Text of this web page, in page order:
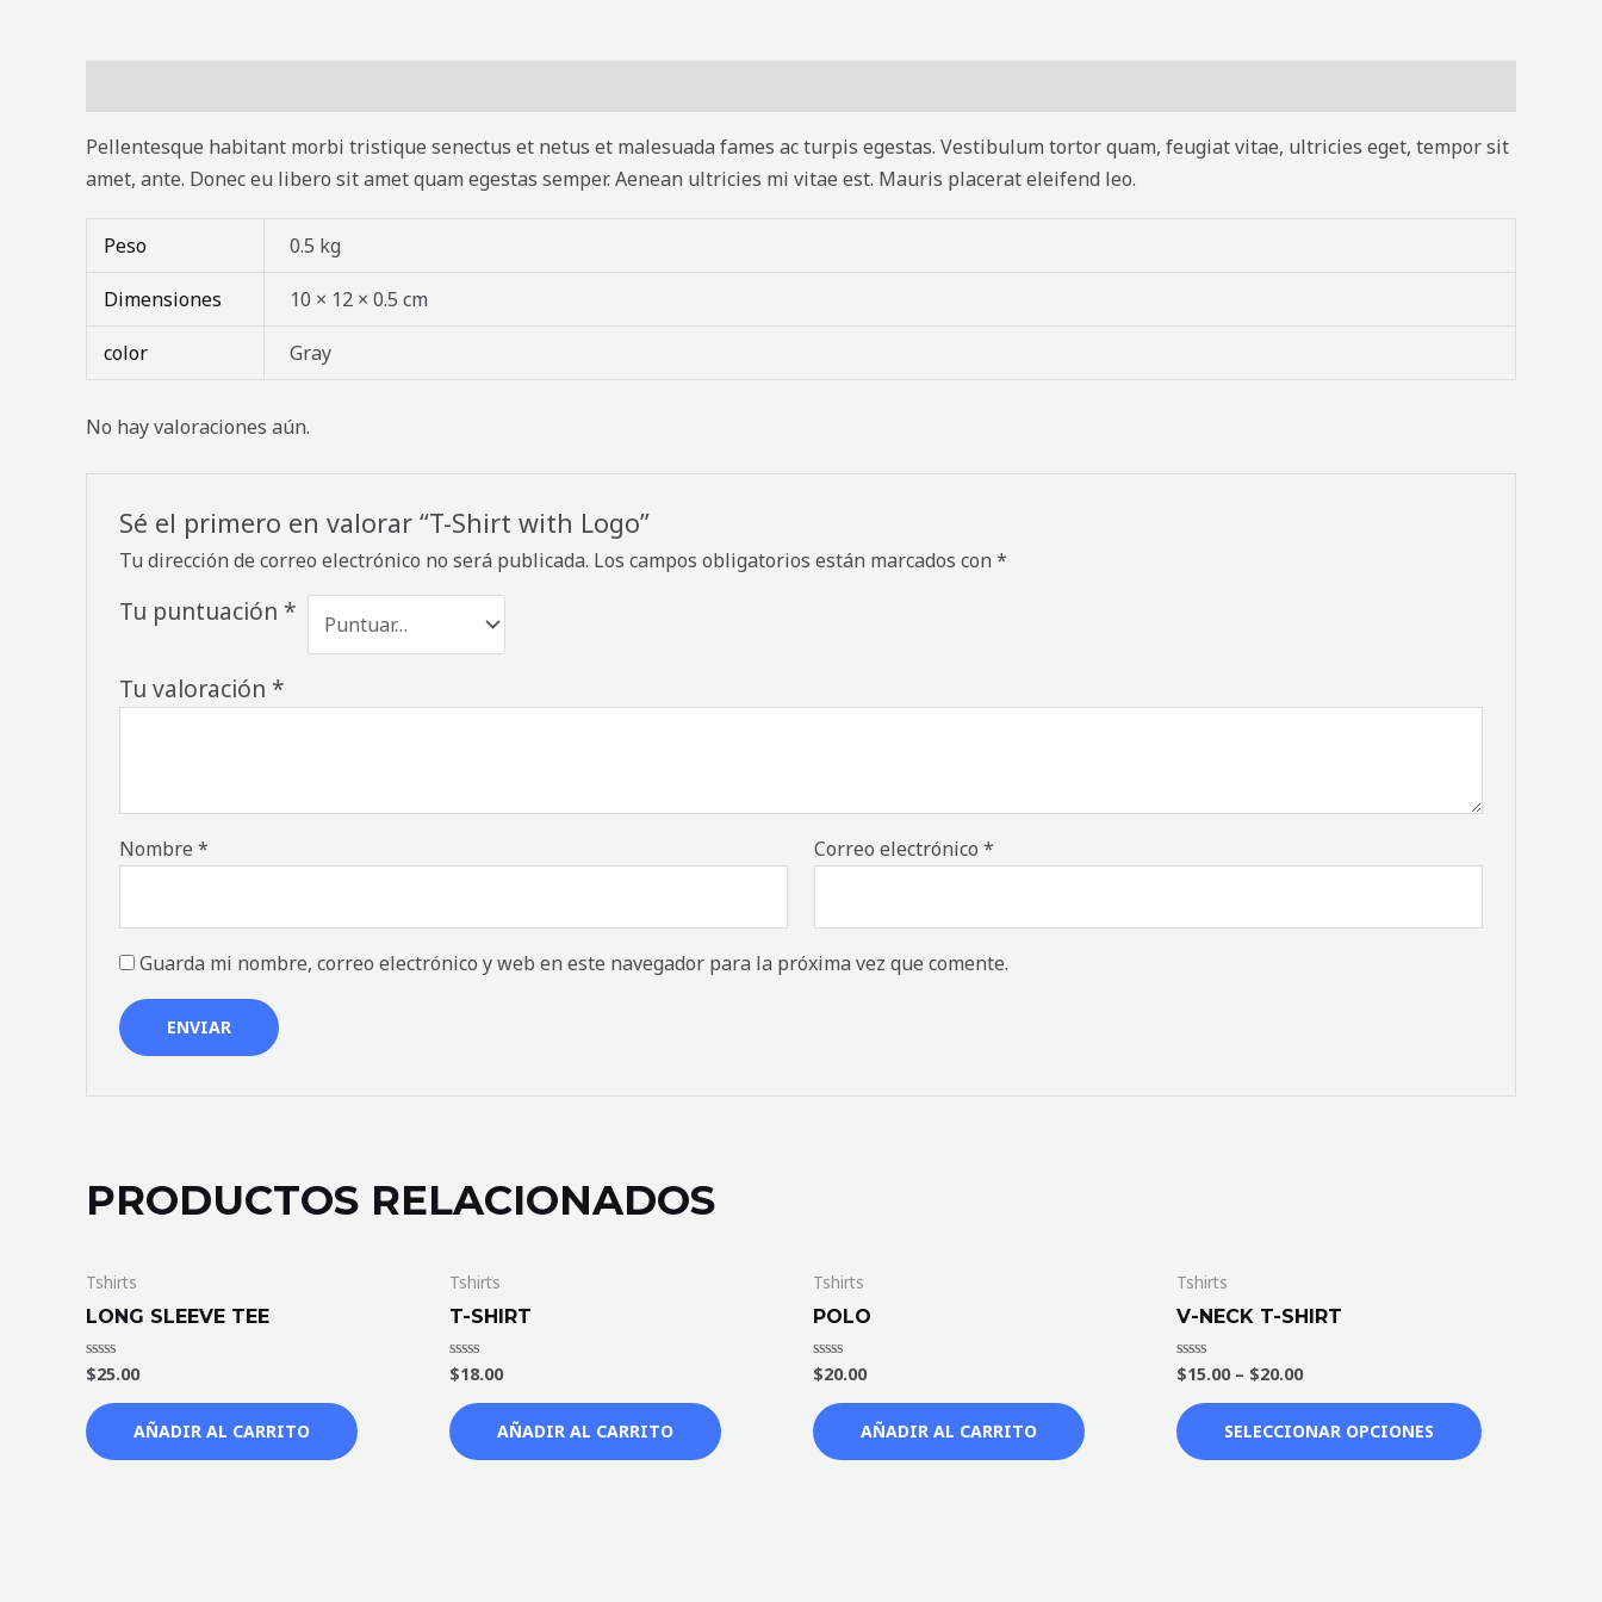
Pellentesque habitant morbi tristique senectus et netus et malesuada fames ac turpis egestas. Vestibulum tortor quam, feugiat vitae, ultricies eget, tempor sit
amet, ante. Donec eu libero sit amet quam egestas semper. Aenean ultricies mi vitae est. Mauris placerat eleifend leo.
Peso 0.5 kg
Dimensiones 10 × 12 × 0.5 cm
color Gray
No hay valoraciones aún.
Sé el primero en valorar “T-Shirt with Logo”
Tu dirección de correo electrónico no será publicada. Los campos obligatorios están marcados con *
Tu puntuación *
Tu valoración *
Nombre * Correo electrónico*
Guarda mi nombre, correo electrónico y web en este navegador para la próxima vez que comente.
PRODUCTOS RELACIONADOS
Tshirts
LONG SLEEVE TEE
Valorado
en
de
5
$25.00
AÑADIR AL CARRITO
Tshirts
T-SHIRT
Valorado
en
de
5
$18.00
AÑADIR AL CARRITO
Tshirts
POLO
Valorado
en
de
5
$20.00
AÑADIR AL CARRITO
Tshirts
V-NECK T-SHIRT
Valorado
en
de
5
$15.00– $20.00
SELECCIONAR OPCIONES